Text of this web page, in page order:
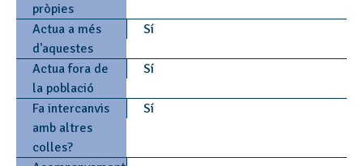
pròpies
Actua a més
d'aquestes
Sí
Actua fora de
la població
Sí
Fa intercanvis
amb altres
colles?
Sí